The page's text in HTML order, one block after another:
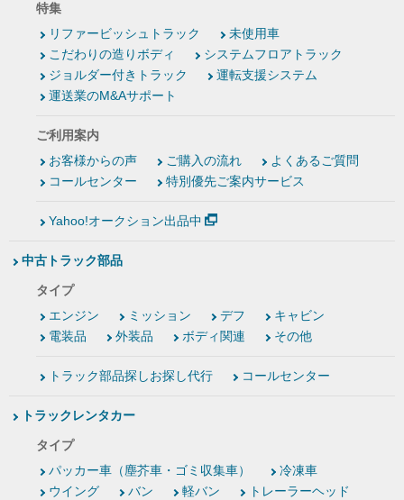
特集
リファービッシュトラック
未使用車
こだわりの造りボディ
システムフロアトラック
ジョルダー付きトラック
運転支援システム
運送業のM&Aサポート
ご利用案内
お客様からの声
ご購入の流れ
よくあるご質問
コールセンター
特別優先ご案内サービス
Yahoo!オークション出品中
中古トラック部品
タイプ
エンジン
ミッション デフ
キャビン
電装品
外装品 ボディ関連 その他
トラック部品探しお探し代行 コールセンター
トラックレンタカー
タイプ
パッカー車（塵芥車・ゴミ収集車）
冷凍車
ウイング
バン 軽バン
トレーラーヘッド